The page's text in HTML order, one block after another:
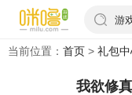
游
当前位置： 首页 > 礼包
我欲修真